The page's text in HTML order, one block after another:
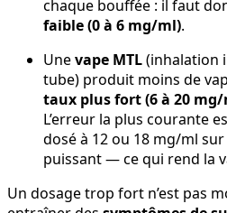
chaque bouffée : il faut
faible (0 à 6 mg/ml).
Unevape MTL(inhalation
tube) produit moins de
taux plus fort (6 à 20
L’erreur la plus courante
dosé à 12 ou 18 mg/ml
puissant — ce qui rend la
Un dosage trop fort n’est pas